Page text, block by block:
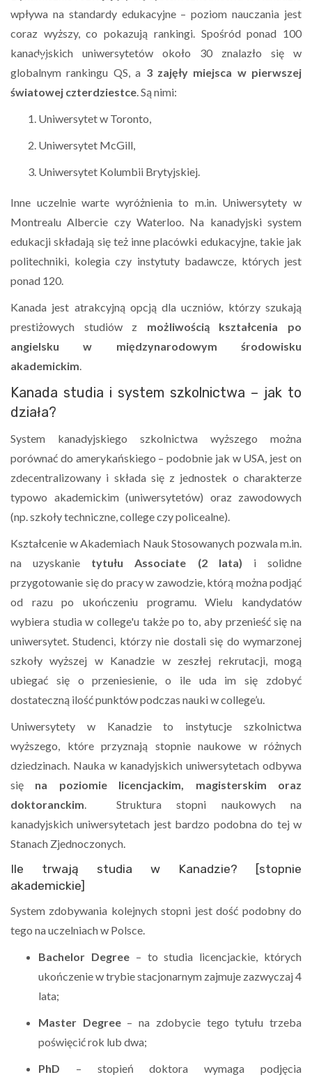
wpływa na standardy edukacyjne – poziom nauczania jest
coraz wyższy, co pokazują rankingi. Spośród ponad 100
kanadyjskich uniwersytetów około 30 znalazło się w
globalnym rankingu QS, a 3 zajęły miejsca w pierwszej
światowej czterdziestce. Są nimi:
Uniwersytet w Toronto,
Uniwersytet McGill,
Uniwersytet Kolumbii Brytyjskiej.
Inne uczelnie warte wyróżnienia to m.in. Uniwersytety w
Montrealu Albercie czy Waterloo. Na kanadyjski system
edukacji składają się też inne placówki edukacyjne, takie jak
politechniki, kolegia czy instytuty badawcze, których jest
ponad 120.
Kanada jest atrakcyjną opcją dla uczniów, którzy szukają
prestiżowych studiów z możliwością kształcenia po
angielsku w międzynarodowym środowisku
akademickim.
Kanada studia i system szkolnictwa – jak to
działa?
System kanadyjskiego szkolnictwa wyższego można
porównać do amerykańskiego – podobnie jak w USA, jest on
zdecentralizowany i składa się z jednostek o charakterze
typowo akademickim (uniwersytetów) oraz zawodowych
(np. szkoły techniczne, college czy policealne).
Kształcenie w Akademiach Nauk Stosowanych pozwala m.in.
na uzyskanie tytułu Associate (2 lata) i solidne
przygotowanie się do pracy w zawodzie, którą można podjąć
od razu po ukończeniu programu. Wielu kandydatów
wybiera studia w college'u także po to, aby przenieść się na
uniwersytet. Studenci, którzy nie dostali się do wymarzonej
szkoły wyższej w Kanadzie w zeszłej rekrutacji, mogą
ubiegać się o przeniesienie, o ile uda im się zdobyć
dostateczną ilość punktów podczas nauki w college’u.
Uniwersytety w Kanadzie to instytucje szkolnictwa
wyższego, które przyznają stopnie naukowe w różnych
dziedzinach. Nauka w kanadyjskich uniwersytetach odbywa
się na poziomie licencjackim, magisterskim oraz
doktoranckim. Struktura stopni naukowych na
kanadyjskich uniwersytetach jest bardzo podobna do tej w
Stanach Zjednoczonych.
Ile trwają studia w Kanadzie? [stopnie
akademickie]
System zdobywania kolejnych stopni jest dość podobny do
tego na uczelniach w Polsce.
Bachelor Degree– to studia licencjackie, których
ukończenie w trybie stacjonarnym zajmuje zazwyczaj 4
lata;
Master Degree – na zdobycie tego tytułu trzeba
poświęcić rok lub dwa;
PhD – stopień doktora wymaga podjęcia